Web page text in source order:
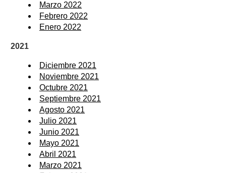
Marzo 2022
Febrero 2022
Enero 2022
2021
Diciembre 2021
Noviembre 2021
Octubre 2021
Septiembre 2021
Agosto 2021
Julio 2021
Junio 2021
Mayo 2021
Abril 2021
Marzo 2021